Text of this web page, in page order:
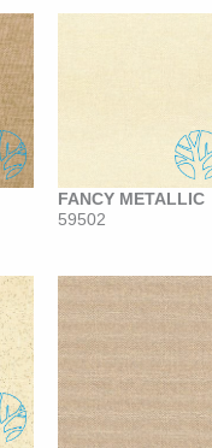
FANCY METALLIC
59502